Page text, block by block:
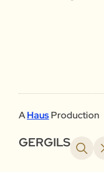
AHausProduction
GERGILS